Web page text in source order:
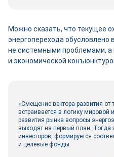
Можно сказать, что текущее
энергоперехода обусловлено
не системными проблемами, а
и экономической
«Смещение вектора развития
встраивается в логику мировой
развития рынка вопросы
выходят на первый план. Тогда
инвесторов, формируется
и целевые фонды.